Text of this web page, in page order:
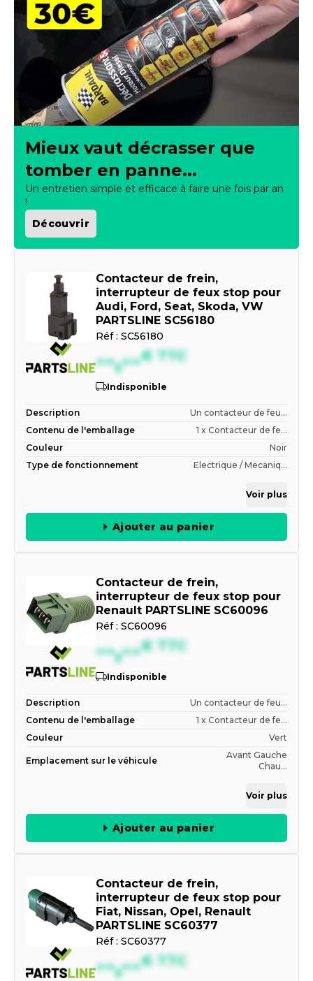
Mieux vaut décrasser que
tomber en panne...
Un entretien simple et efficace à faire une fois par an
!
Découvrir
Contacteur de frein,
interrupteur de feux stop pour
Audi, Ford, Seat, Skoda, VW
PARTSLINE SC56180
Réf : SC56180
--,--€ TTC
Indisponible
Description
Un contacteur de feu...
Contenu de l'emballage
1 x Contacteur de fe...
Couleur
Noir
Type de fonctionnement
Electrique / Mecaniq...
Voir plus
Ajouter au panier
Contacteur de frein,
interrupteur de feux stop pour
Renault PARTSLINE SC60096
Réf : SC60096
--,--€ TTC
Indisponible
Description
Un contacteur de feu...
Contenu de l'emballage
1 x Contacteur de fe...
Couleur
Vert
Emplacement sur le véhicule
Avant Gauche
Chau...
Voir plus
Ajouter au panier
Contacteur de frein,
interrupteur de feux stop pour
Fiat, Nissan, Opel, Renault
PARTSLINE SC60377
Réf : SC60377
--,--€ TTC